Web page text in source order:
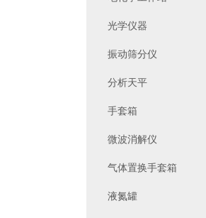
光学仪器
振动筛分仪
分析天平
手套箱
微波消解仪
气体置换手套箱
液氮罐